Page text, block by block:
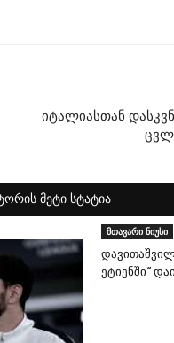
იტალიასთან
მეტი სტატია
მთავარი ნიუსი
ეტიენში“